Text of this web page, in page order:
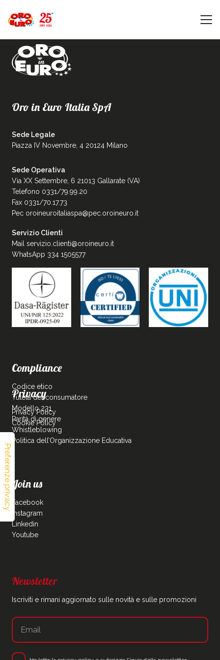
Oro in Euro Italia SpA
Sede Legale
Piazza IV Novembre, 4 20124 Milano
Sede Operativa
Via XX Settembre, 6 21013 Gallarate (VA)
Telefono 0331/79.99.20
Fax 0331/70.17.73
Pec oroineuroitaliaspa@pec.oroineuro.it
Servizio Clienti
Mail servizio.clienti@oroineuro.it
WhatsApp 334 1505577
Compliance
Codice etico
Tutela del consumatore
Modello 231
Parità di genere
Whistleblowing
Politica dell’Organizzazione Educativa
Privacy
Privacy Policy
Cookie Policy
Join us
Facebook
Instagram
Linkedin
Youtube
Newsletter
Iscriviti e rimani aggiornato sulle novità e sulle promozioni